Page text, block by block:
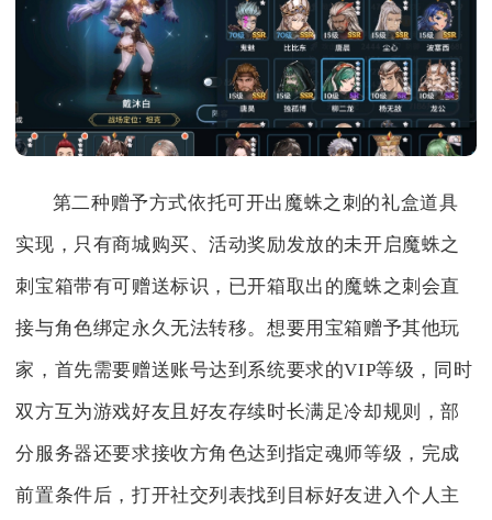
第二种赠予方式依托可开出魔蛛之刺的礼盒道具
实现，只有商城购买、活动奖励发放的未开启魔蛛之
刺宝箱带有可赠送标识，已开箱取出的魔蛛之刺会直
接与角色绑定永久无法转移。想要用宝箱赠予其他玩
家，首先需要赠送账号达到系统要求的VIP等级，同时
双方互为游戏好友且好友存续时长满足冷却规则，部
分服务器还要求接收方角色达到指定魂师等级，完成
前置条件后，打开社交列表找到目标好友进入个人主